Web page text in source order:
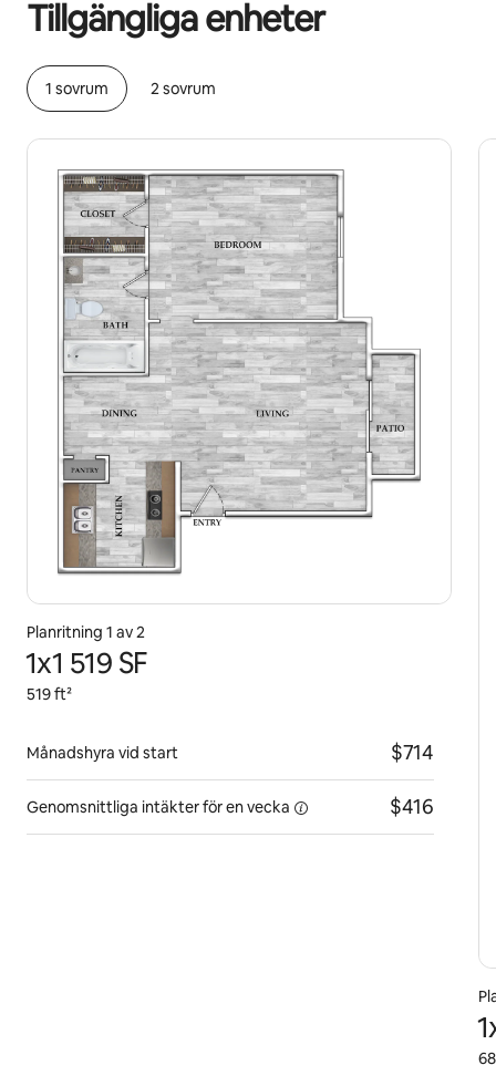
Tillgängliga enheter
1 sovrum 2 sovrum
Planritning 1 av 2
1x1 519 SF
519 ft²
Månadshyra vid start $714
Genomsnittliga intäkter fören vecka $416